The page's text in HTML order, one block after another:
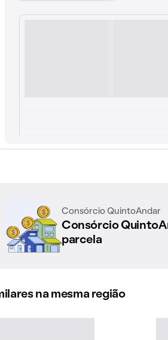
Consórcio QuintoAndar
Consórcio
parcela
na mesma região